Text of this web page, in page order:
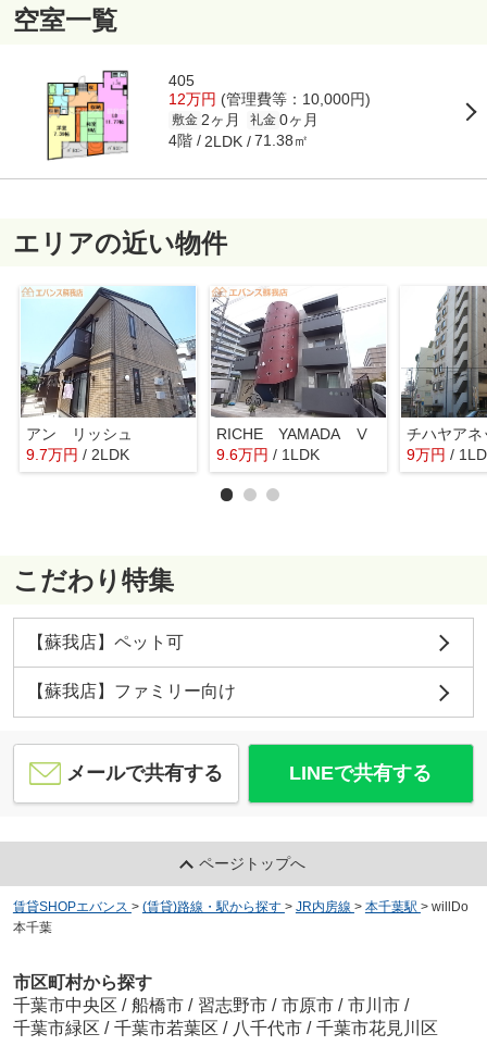
空室一覧
405
12万円 (管理費等：10,000円)
敷金 2ヶ月 礼金 0ヶ月
4階 2LDK 71.38㎡
エリアの近い物件
アン リッシュ
9.7万円 / 2LDK
RICHE YAMADA Ⅴ
9.6万円 / 1LDK
チハヤアネ
9万円 /
こだわり特集
【蘇我店】ペット可
【蘇我店】ファミリー向け
メールで共有する LINEで共有する
ページトップへ
賃貸SHOPエバンス > (賃貸)路線・駅から探す > JR内房線 > 本千葉駅 > willDo
本千葉
市区町村から探す
千葉市中央区 / 船橋市 / 習志野市 / 市原市 / 市川市 /
千葉市緑区 / 千葉市若葉区 / 八千代市 / 千葉市花見川区